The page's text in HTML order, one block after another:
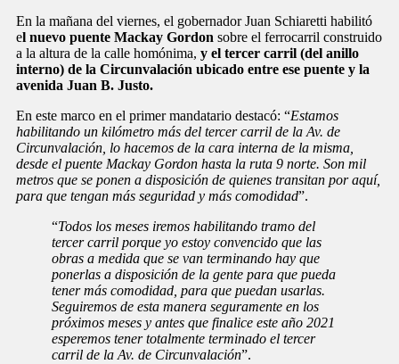
En la mañana del viernes, el gobernador Juan Schiaretti habilitó
el nuevo puente Mackay Gordonsobre el ferrocarril construido
a la altura de la calle homónima, y el tercer carril (del anillo
interno) de la Circunvalación ubicado entre ese puente y la
avenida Juan B. Justo.
En este marco en el primer mandatario destacó: “Estamos
habilitando un kilómetro más del tercer carril de la Av. de
Circunvalación, lo hacemos de la cara interna de la misma,
desde el puente Mackay Gordon hasta la ruta 9 norte. Son mil
metros que se ponen a disposición de quienes transitan por aquí,
para que tengan más seguridad y más comodidad”.
“Todos los meses iremos habilitando tramo del
tercer carril porque yo estoy convencido que las
obras a medida que se van terminando hay que
ponerlas a disposición de la gente para que pueda
tener más comodidad, para que puedan usarlas.
Seguiremos de esta manera seguramente en los
próximos meses y antes que finalice este año 2021
esperemos tener totalmente terminado el tercer
carril de la Av. de Circunvalación”.